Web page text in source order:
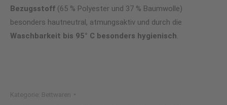
Bezugsstoff (65 % Polyester und 37 % Baumwolle)
besonders hautneutral, atmungsaktiv und durch die
Waschbarkeit bis 95° C besonders hygienisch.
Kategorie: Bettwaren